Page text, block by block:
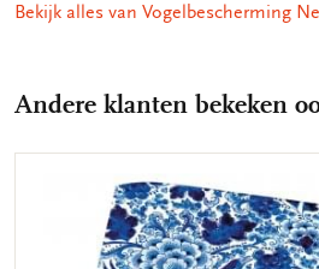
Bekijk alles van Vogelbescherming
Andere klanten bekeken